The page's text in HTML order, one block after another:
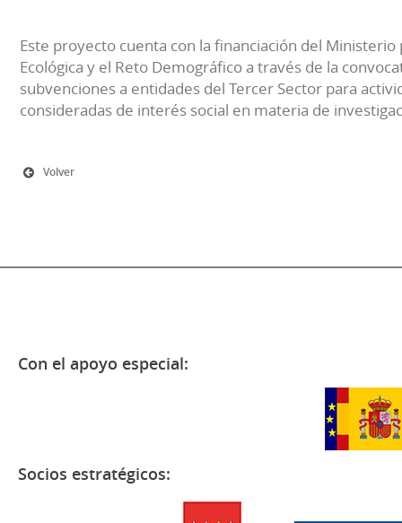
Este proyecto cuenta con la financiación del Ministerio
Ecológica y el Reto Demográfico a través de la
subvenciones a entidades del Tercer Sector para
consideradas de interés social en materia de
Volver
Con el apoyo especial:
Socios estratégicos: